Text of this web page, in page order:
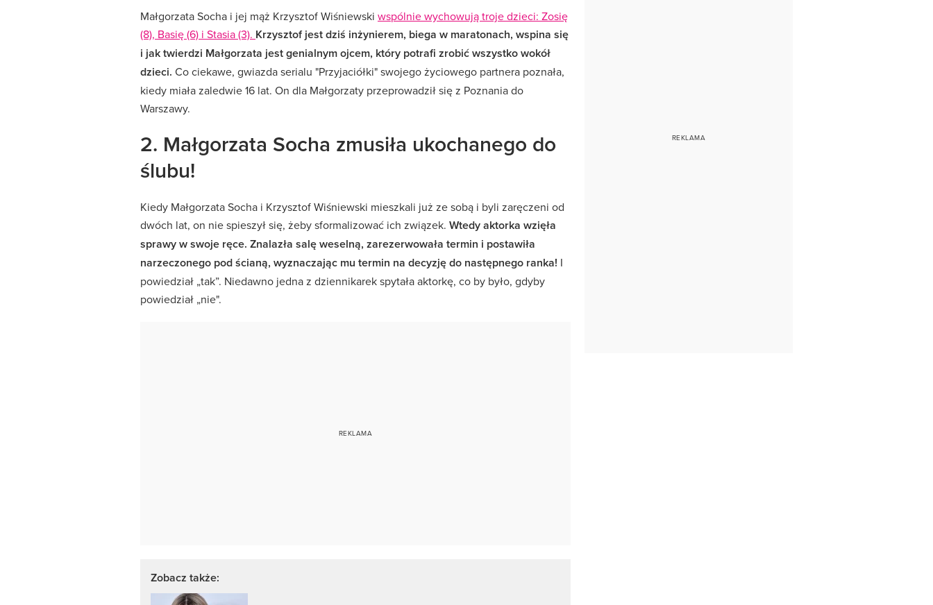
Małgorzata Socha i jej mąż Krzysztof Wiśniewski wspólnie wychowują troje dzieci: Zosię
(8), Basię (6) i Stasia (3). Krzysztof jest dziś inżynierem, biega w maratonach, wspina się
i jak twierdzi Małgorzata jest genialnym ojcem, który potrafi zrobić wszystko wokół
dzieci. Co ciekawe, gwiazda serialu "Przyjaciółki" swojego życiowego partnera poznała,
kiedy miała zaledwie 16 lat. On dla Małgorzaty przeprowadził się z Poznania do
Warszawy.
2. Małgorzata Socha zmusiła ukochanego do
ślubu!
Kiedy Małgorzata Socha i Krzysztof Wiśniewski mieszkali już ze sobą i byli zaręczeni od
dwóch lat, on nie spieszył się, żeby sformalizować ich związek. Wtedy aktorka wzięła
sprawy w swoje ręce. Znalazła salę weselną, zarezerwowała termin i postawiła
narzeczonego pod ścianą, wyznaczając mu termin na decyzję do następnego ranka! I
powiedział „tak”. Niedawno jedna z dziennikarek spytała aktorkę, co by było, gdyby
powiedział „nie".
Zobacz także: